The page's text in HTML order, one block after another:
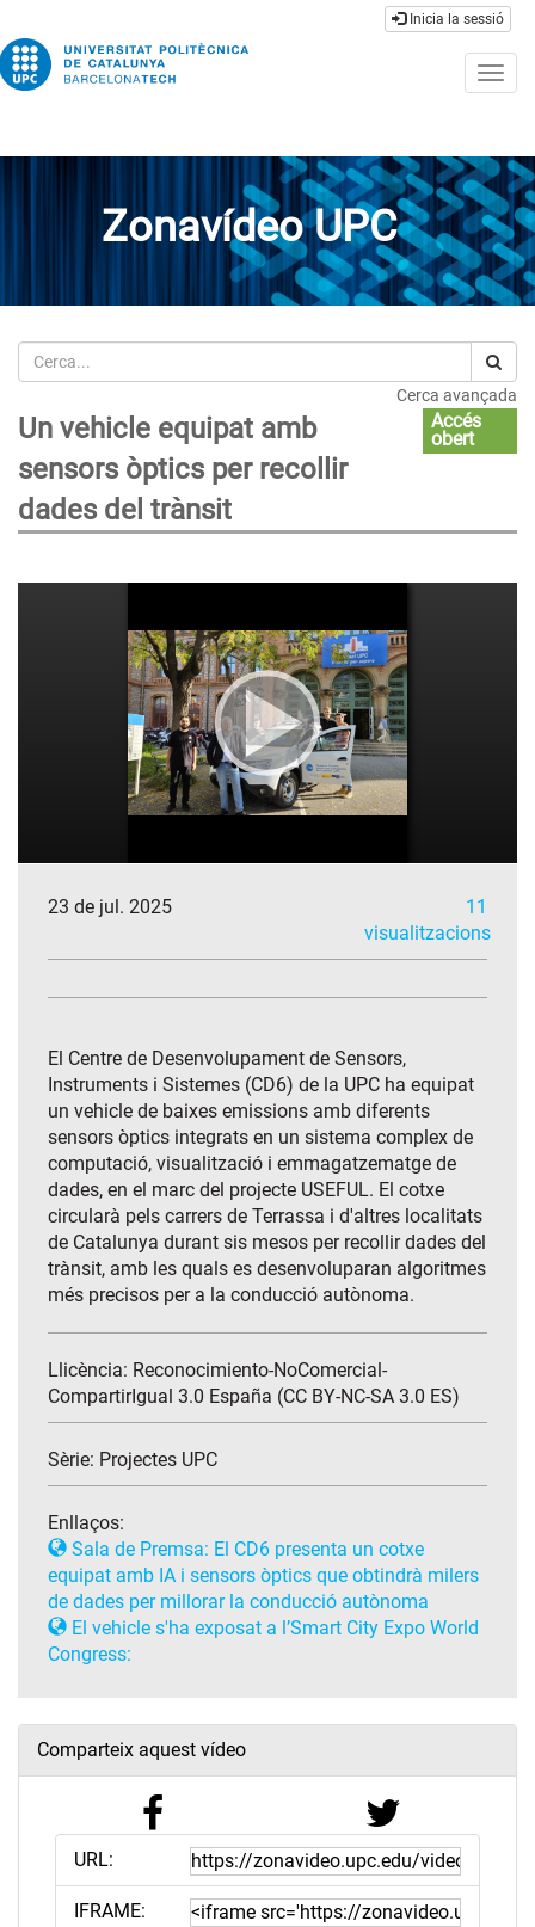
Inicia la sessió
Zonavídeo UPC
Cerca
Cerca avançada
Un vehicle equipat amb
sensors òptics per recollir
dades del trànsit
Accés
obert
23 de jul. 2025
11
visualitzacions
El Centre de Desenvolupament de Sensors,
Instruments i Sistemes (CD6) de la UPC ha equipat
un vehicle de baixes emissions amb diferents
sensors òptics integrats en un sistema complex de
computació, visualització i emmagatzematge de
dades, en el marc del projecte USEFUL. El cotxe
circularà pels carrers de Terrassa i d'altres localitats
de Catalunya durant sis mesos per recollir dades del
trànsit, amb les quals es desenvoluparan algoritmes
més precisos per a la conducció autònoma.
Llicència: Reconocimiento-NoComercial-
CompartirIgual 3.0 España (CC BY-NC-SA 3.0 ES)
Sèrie: Projectes UPC
Enllaços:
Sala de Premsa: El CD6 presenta un cotxe
equipat amb IA i sensors òptics que obtindrà milers
de dades per millorar la conducció autònoma
El vehicle s'ha exposat a l’Smart City Expo World
Congress:
Comparteix aquest vídeo
URL:
IFRAME: